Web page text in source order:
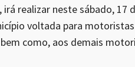
realizar neste sábado, 17
voltada para
como, aos demais